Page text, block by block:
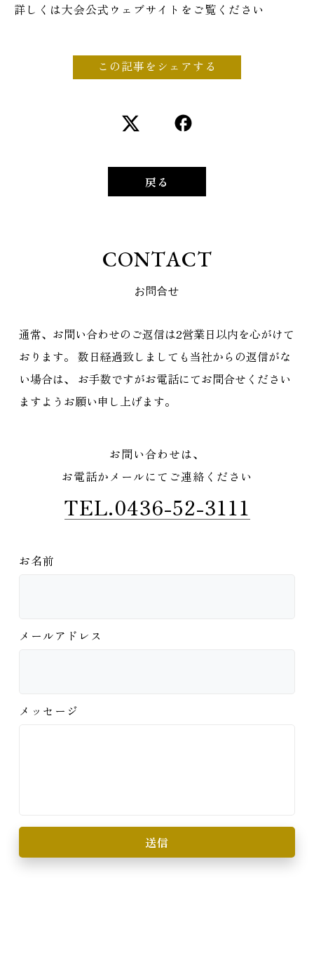
詳しくは大会公式ウェブサイトをご覧ください
この記事をシェアする
戻る
CONTACT
お問合せ
通常、お問い合わせのご返信は2営業日以内を心がけて
おります。 数日経過致しましても当社からの返信がな
い場合は、
お手数ですがお電話にてお問合せください
ますようお願い申し上げます。
お問い合わせは、
お電話かメールにてご連絡ください
TEL.0436-52-3111
お名前
メールアドレス
メッセージ